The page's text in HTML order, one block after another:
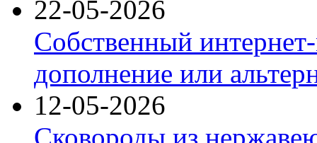
22-05-2026
Собственный
дополнение или
12-05-2026